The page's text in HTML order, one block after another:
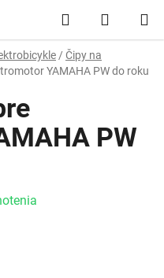
Hľadať
/ Čipy na
YAMAHA PW do roku
PW
z 5 hviezdičiek.